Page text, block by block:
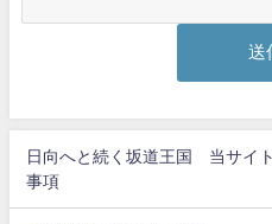
日向へと続く坂道王国 当サイ
事項